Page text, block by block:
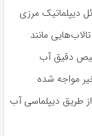
دیپلماتیک مرزی
مانند
دقیق آب
مواجه شده
طریق دیپلماسی آب